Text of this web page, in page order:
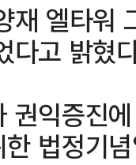
재 엘타워
다고 밝혔
권익증진
법정기